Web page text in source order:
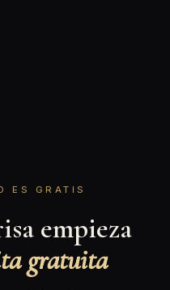
ES GRATIS
empieza
gratuita